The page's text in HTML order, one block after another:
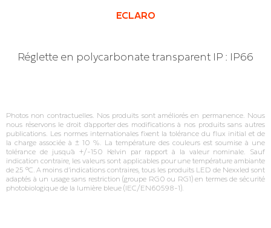
ECLARO
Réglette en polycarbonate transparent IP : IP66
Photos non contractuelles. Nos produits sont améliorés en permanence. Nous
nous réservons le droit d’apporter des modifications à nos produits sans autres
publications. Les normes internationales fixent la tolérance du flux initial et de
la charge associée à ± 10 %. La température des couleurs est soumise à une
tolérance de jusqu’à +/‐150 Kelvin par rapport à la valeur nominale. Sauf
indication contraire, les valeurs sont applicables pour une température ambiante
de 25 °C. A moins d’indications contraires, tous les produits LED de Nexxled sont
adaptés à un usage sans restriction (groupe RG0 ou RG1) en termes de sécurité
photobiologique de la lumière bleue (IEC/EN60598‐1).